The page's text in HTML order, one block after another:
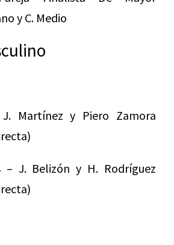
y C. Medio
J. Martínez y Piero Zamora
– J. Belizón y H. Rodríguez